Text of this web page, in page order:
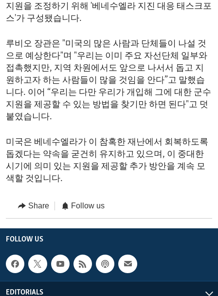
지원을 조정하기 위해 '베네수엘라 지진 대응 태스크포
스'가 구성됐습니다.
루비오 장관은 "미국의 많은 사람과 단체들이 나설 것
으로 예상한다"며 "우리는 이미 주요 자선단체 일부와
접촉했지만, 지역 차원에서도 앞으로 나서서 돕고 지
원하고자 하는 사람들이 많을 것임을 안다”고 말했습
니다. 이어 “우리는 다만 우리가 개입해 그에 대한 군수
지원을 제공할 수 있는 방법을 찾기만 하면 된다"고 덧
붙였습니다.
미국은 베네수엘라가 이 참혹한 재난에서 회복하도록
돕겠다는 약속을 굳건히 유지하고 있으며, 이 중대한
시기에 의미 있는 지원을 제공할 추가 방안을 계속 모
색할 것입니다.
Share Follow us
FOLLOW US
EDITORIALS